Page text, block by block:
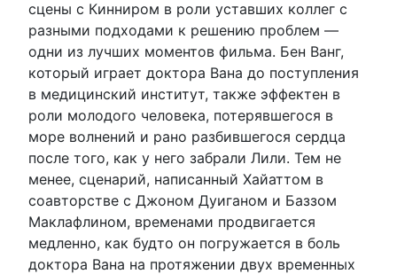
сцены с Кинниром в роли уставших коллег с
разными подходами к решению проблем —
одни из лучших моментов фильма. Бен Ванг,
который играет доктора Вана до поступления
в медицинский институт, также эффектен в
роли молодого человека, потерявшегося в
море волнений и рано разбившегося сердца
после того, как у него забрали Лили. Тем не
менее, сценарий, написанный Хайаттом в
соавторстве с Джоном Дуиганом и Баззом
Маклафлином, временами продвигается
медленно, как будто он погружается в боль
доктора Вана на протяжении двух временных